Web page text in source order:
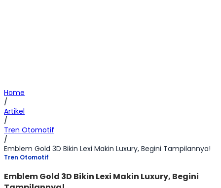
Home
/
Artikel
/
Tren Otomotif
/
Emblem Gold 3D Bikin Lexi Makin Luxury, Begini Tampilannya!
Tren Otomotif
Emblem Gold 3D Bikin Lexi Makin Luxury, Begini